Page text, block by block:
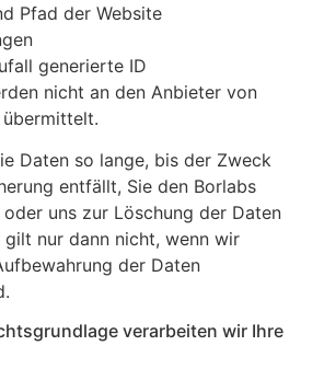
Pfad der Website
generierte ID
nicht an den Anbieter von
Daten so lange, bis der Zweck
entfällt, Sie den Borlabs
uns zur Löschung der Daten
nur dann nicht, wenn wir
der Daten
verarbeiten wir Ihre